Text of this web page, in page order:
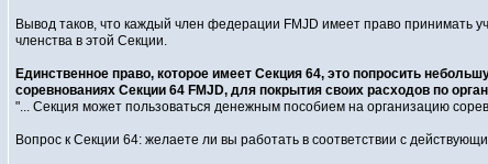
Вывод таков, что каждый член федерации FMJD имеет право принимать
членства в этой Секции.
Единственное право, которое имеет Секция 64, это попросить
соревнованиях Секции 64 FMJD, для покрытия своих расходов по
"... Секция может пользоваться денежным пособием на организацию
Вопрос к Секции 64: желаете ли вы работать в соответствии с